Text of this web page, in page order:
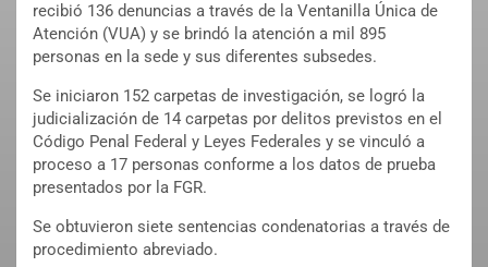
recibió 136 denuncias a través de la Ventanilla Única de
Atención (VUA) y se brindó la atención a mil 895
personas en la sede y sus diferentes subsedes.
Se iniciaron 152 carpetas de investigación, se logró la
judicialización de 14 carpetas por delitos previstos en el
Código Penal Federal y Leyes Federales y se vinculó a
proceso a 17 personas conforme a los datos de prueba
presentados por la FGR.
Se obtuvieron siete sentencias condenatorias a través de
procedimiento abreviado.